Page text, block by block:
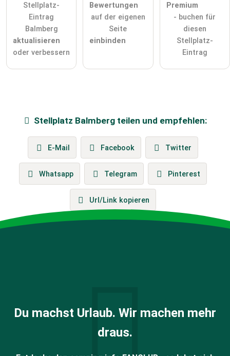
Stellplatz-
Eintrag
Balmberg
aktualisieren
oder verbessern
Bewertungen
auf der eigenen
Seite
einbinden
Premium
- buchen für
diesen
Stellplatz-
Eintrag
Stellplatz Balmberg teilen und empfehlen:
E-Mail Facebook Twitter
Whatsapp Telegram Pinterest
Url/Link kopieren
Du machst Urlaub. Wir machen mehr
draus.